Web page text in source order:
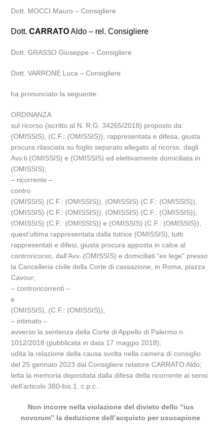
Dott. MOCCI Mauro – Consigliere
Dott.CARRATOAldo – rel. Consigliere
Dott. GRASSO Giuseppe – Consigliere
Dott. VARRONE Luca – Consigliere
ha pronunciato la seguente:
ORDINANZA
sul ricorso (iscritto al N. R.G. 34265/2018) proposto da:
(OMISSIS), (C.F.: (OMISSIS)), rappresentata e difesa, giusta
procura rilasciata su foglio separato allegato al ricorso, dagli
Avv.ti (OMISSIS) e (OMISSIS) ed elettivamente domiciliata in
(OMISSIS);
– ricorrente –
contro
(OMISSIS) (C.F.: (OMISSIS)), (OMISSIS) (C.F.: (OMISSIS)),
(OMISSIS) (C.F.: (OMISSIS)), (OMISSIS) (C.F.: (OMISSIS)),
(OMISSIS) (C.F.: (OMISSIS)) e (OMISSIS) (C.F.: (OMISSIS)),
quest’ultima rappresentata dalla tutrice (OMISSIS), tutti
rappresentati e difesi, giusta procura apposta in calce al
controricorso, dall’Avv. (OMISSIS) e domiciliati “ex lege” presso
la Cancelleria civile della Corte di cassazione, in Roma, piazza
Cavour;
– controricorrenti –
e
(OMISSIS), (C.F.: (OMISSIS));
– intimato –
avverso la sentenza della Corte di Appello di Palermo n.
1012/2018 (pubblicata in data 17 maggio 2018);
udita la relazione della causa svolta nella camera di consiglio
del 25 gennaio 2023 dal Consigliere relatore CARRATO Aldo;
letta la memoria depositata dalla difesa della ricorrente ai sensi
dell’articolo 380-bis.1. c.p.c..
Non incorre nella violazione del divieto dello “ius
novorum” la deduzione dell’acquisto per usucapione